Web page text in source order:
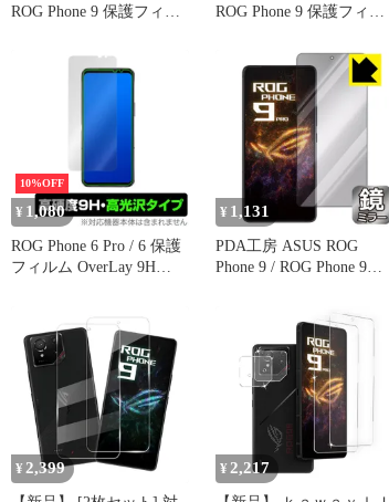
ROG Phone 9 保護フィル
for エイスース アールオ
ージー フォン ブルーラ
ROG Phone 9 保護フィル
沢 for エイスース アール
オージー フォン 衝撃吸
収 目に優しい
10%OFF
¥ 1,080
ROG Phone 6 Pro / 6 保護
フィルム OverLay 9H
透明 高光沢
¥ 1,131
PDA工房 ASUS ROG
Phone 9 / ROG Phone 9
¥ 2,399 ¥ 2,217